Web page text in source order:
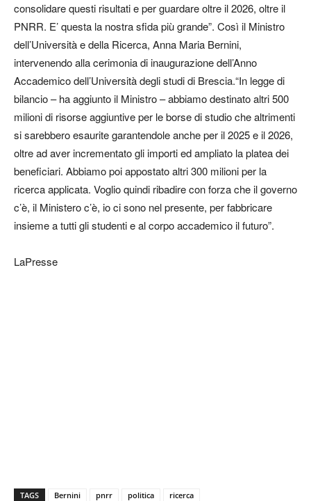
consolidare questi risultati e per guardare oltre il 2026, oltre il
PNRR. E’ questa la nostra sfida più grande”. Così il Ministro
dell’Università e della Ricerca, Anna Maria Bernini,
intervenendo alla cerimonia di inaugurazione dell’Anno
Accademico dell’Università degli studi di Brescia.“In legge di
bilancio – ha aggiunto il Ministro – abbiamo destinato altri 500
milioni di risorse aggiuntive per le borse di studio che altrimenti
si sarebbero esaurite garantendole anche per il 2025 e il 2026,
oltre ad aver incrementato gli importi ed ampliato la platea dei
beneficiari. Abbiamo poi appostato altri 300 milioni per la
ricerca applicata. Voglio quindi ribadire con forza che il governo
c’è, il Ministero c’è, io ci sono nel presente, per fabbricare
insieme a tutti gli studenti e al corpo accademico il futuro”.
LaPresse
TAGS Bernini pnrr politica ricerca